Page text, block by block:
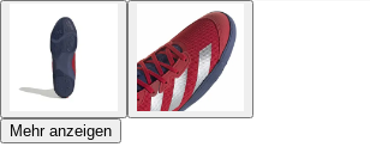
Mehr anzeigen